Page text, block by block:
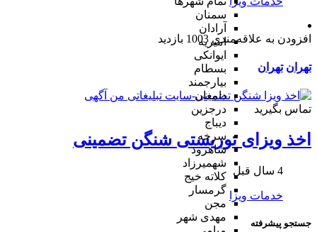
سمنان
آرادان
امیریه
ایوانکی
بسطام
بیارجمند
دامغان
درجزین
دیباج
سرخه
شاهرود
شهمیرزاد
کلاته خیج
گرمسار
مجن
مهدی شهر
افزودن به علاقه‌مندی 1003 بازدید
تهران تهران
تماس بگیرید
اخذ ویزای توریستی شنگن تضمینی
4 سال قبل
خدمات ویزا
جستجو پیشرفته